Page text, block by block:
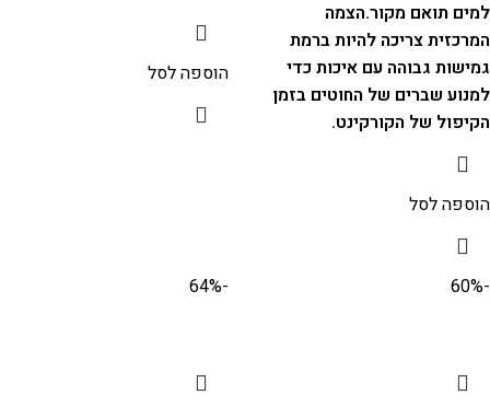
למים תואם מקור.הצמה
המרכזית צריכה להיות ברמת
גמישות גבוהה עם איכות כדי
למנוע שברים של החוטים בזמן
הקיפול של הקורקינט.
הוספה לסל
הוספה לסל
-60%
-64%